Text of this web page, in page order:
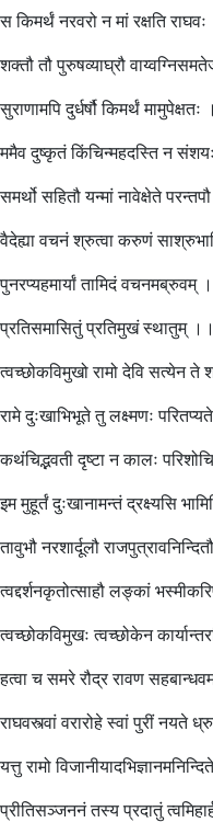
स किमर्थं नरवरो न मां रक्षति
शक्तौ तौ पुरुषव्याघ्रौ
सुराणामपि दुर्धर्षौ किमर्थं
ममैव दुष्कृतं किंचिन्महदस्ति न
समर्थो सहितौ यन्मां नावेक्षेते
वैदेह्या वचनं श्रुत्वा करुणं
पुनरप्यहमार्यां तामिदं
प्रतिसमासितुं प्रतिमुखं स्थातुम्
त्वच्छोकविमुखो रामो देवि सत्येन ते
रामे दुःखाभिभूते तु लक्ष्मणः
कथंचिद्भवती दृष्टा न कालः
इम मुहूर्तं दुःखानामन्तं द्रक्ष्यसि
तावुभौ नरशार्दूलौ
त्वद्दर्शनकृतोत्साहौ लङ्कां
त्वच्छोकविमुखः त्वच्छोकेन
हत्वा च समरे रौद्र रावण
राघवस्त्वां वरारोहे स्वां पुरीं
यत्तु रामो
प्रीतिसञ्जननं तस्य प्रदातुं